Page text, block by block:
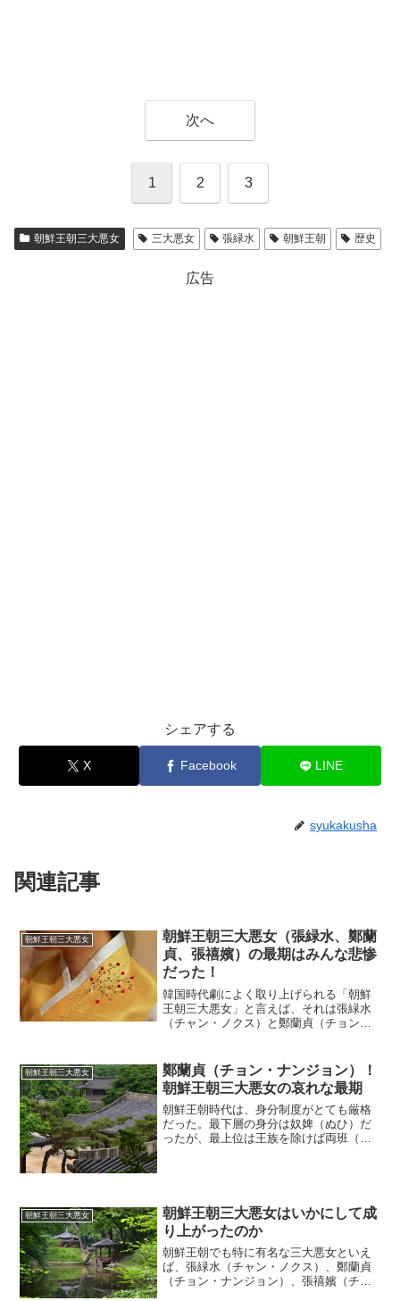
次へ
1 2 3
朝鮮王朝三大悪女 三大悪女 張緑水 朝鮮王朝 歴史
広告
シェアする
X Facebook LINE
syukakusha
関連記事
朝鮮王朝三大悪女
朝鮮王朝三大悪女（張緑水、鄭蘭
貞、張禧嬪）の最期はみんな悲惨
だった！
韓国時代劇によく取り上げられる「朝鮮
王朝三大悪女」と言えば、それは張緑水
（チャン・ノクス）と鄭蘭貞（チョン・
した彼女たちだが、その最期はとても惨
めなものだった。(adsb...
朝鮮王朝三大悪女
鄭蘭貞（チョン・ナンジョン）！
朝鮮王朝三大悪女の哀れな最期
朝鮮王朝時代は、身分制度がとても厳格
だった。最下層の身分は奴婢（ぬひ）だ
ったが、最上位は王族を除けば両班（ヤ
朝鮮王朝三大悪女
朝鮮王朝三大悪女はいかにして成
り上がったのか
朝鮮王朝でも特に有名な三大悪女といえ
ば、張緑水（チャン・ノクス）、鄭蘭貞
（チョン・ナンジョン）、張禧嬪（チャ